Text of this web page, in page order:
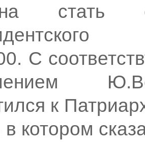
стать
С
к
котором